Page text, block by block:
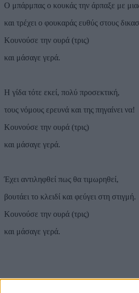
Ο μπάρμπας ο κουκάς την άρπαξε με
και τρέχει ο φουκαράς ευθύς στους
Κουνούσε την ουρά (τρις)
και μάσαγε γερά.
Η γίδα τότε εκεί, πολύ προσεκτική,
τους νόμους ερευνά και της πηγαίνει να!
Κουνούσε την ουρά (τρις)
και μάσαγε γερά.
Έχει αντιληφθεί πως θα τιμωρηθεί,
βουτάει το κλειδί και φεύγει στη στιγμή.
Κουνούσε την ουρά (τρις)
και μάσαγε γερά.